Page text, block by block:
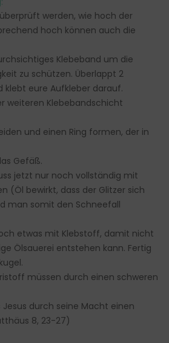
werden, wie hoch der
hoch können auch die
Klebeband um die
zu schützen. Überlappt 2
klebt eure Aufkleber darauf.
weiteren Klebebandschicht
und einen Ring formen, der in
Gefäß.
jetzt nur noch vollständig mit
(Öl bewirkt, dass der Glitzer sich
man somit den Schneefall
etwas mit Klebstoff, damit nicht
Ölsauerei entstehen kann. Fertig
müssen durch einen schweren
Jesus durch seine Macht einen
8, 23-27)